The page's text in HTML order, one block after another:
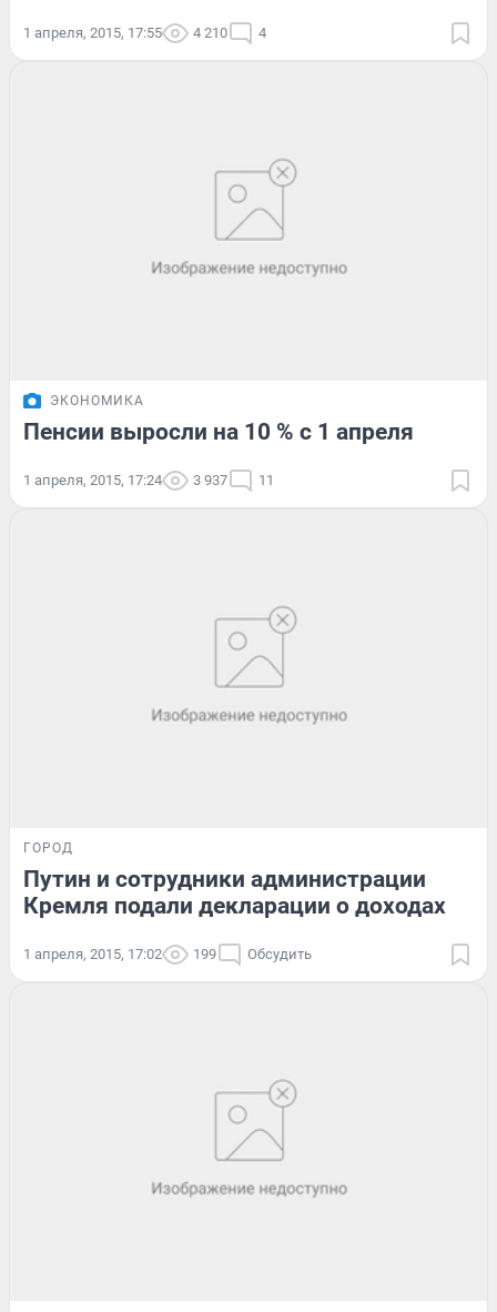
1 апреля, 2015, 17:55 4 210 4
ЭКОНОМИКА
Пенсии выросли на 10 % с 1 апреля
1 апреля, 2015, 17:24 3 937 11
ГОРОД
Путин и сотрудники администрации
Кремля подали декларации о доходах
1 апреля, 2015, 17:02 199 Обсудить